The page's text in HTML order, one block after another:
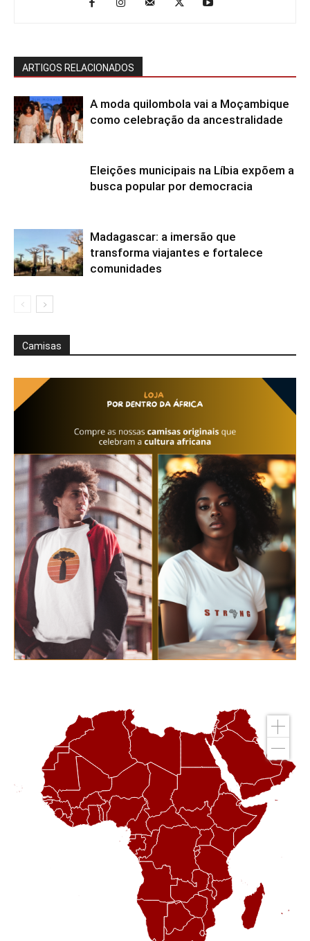
ARTIGOS RELACIONADOS
A moda quilombola vai a Moçambique
como celebração da ancestralidade
Eleições municipais na Líbia expõem a
busca popular por democracia
Madagascar: a imersão que
transforma viajantes e fortalece
comunidades
Camisas